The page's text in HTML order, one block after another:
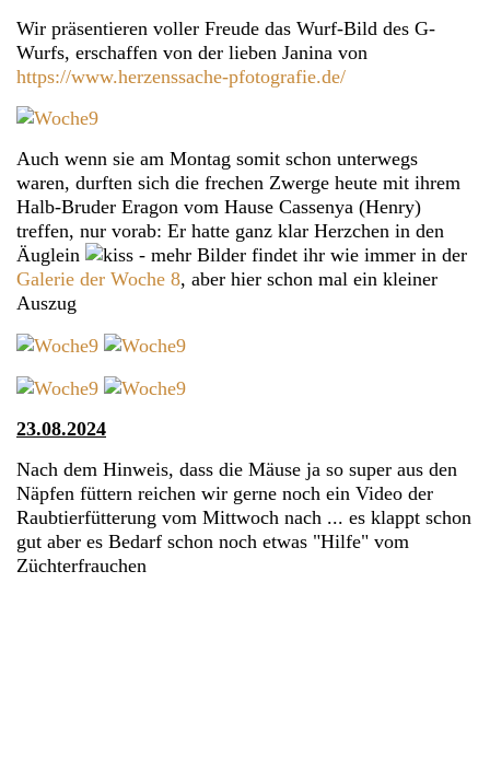
Wir präsentieren voller Freude das Wurf-Bild des G-
Wurfs, erschaffen von der lieben Janina von
https://www.herzenssache-pfotografie.de/
Auch wenn sie am Montag somit schon unterwegs
waren, durften sich die frechen Zwerge heute mit ihrem
Halb-Bruder Eragon vom Hause Cassenya (Henry)
treffen, nur vorab: Er hatte ganz klar Herzchen in den
Äuglein
- mehr Bilder findet ihr wie immer in der
Galerie der Woche 8, aber hier schon mal ein kleiner
Auszug
23.08.2024
Nach dem Hinweis, dass die Mäuse ja so super aus den
Näpfen füttern reichen wir gerne noch ein Video der
Raubtierfütterung vom Mittwoch nach ... es klappt schon
gut aber es Bedarf schon noch etwas "Hilfe" vom
Züchterfrauchen